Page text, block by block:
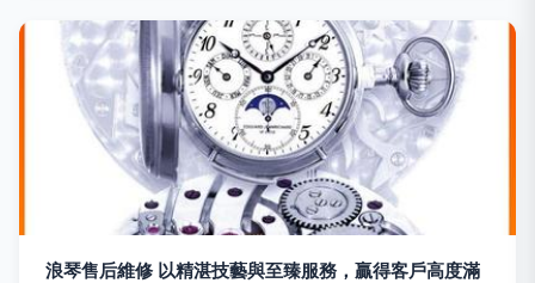
浪琴售后維修 以精湛技藝與至臻服務，贏得客戶高度滿